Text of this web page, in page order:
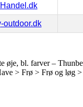
outdoor.dk
øje, bl. farver –
> Frø > Frø og løg